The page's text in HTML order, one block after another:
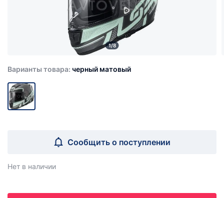
1/8
Варианты товара: черный матовый
Сообщить о поступлении
Нет в наличии